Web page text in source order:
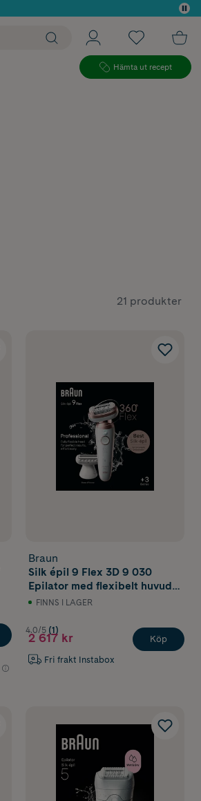
Hämta ut recept
21 produkter
Braun
Silk épil 9 Flex 3D 9 030
Epilator med flexibelt huvud
Vit Rosé
FINNS I LAGER
4.0/5 (1)
2 617 kr
Fri frakt Instabox
Köp